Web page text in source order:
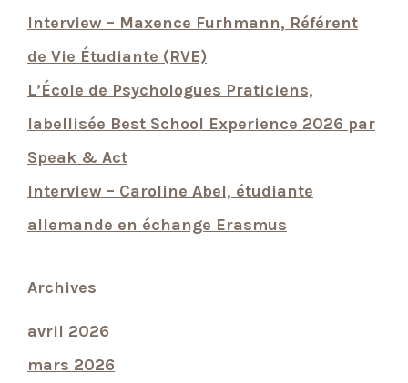
Interview – Maxence Furhmann, Référent
de Vie Étudiante (RVE)
L’École de Psychologues Praticiens,
labellisée Best School Experience 2026 par
Speak & Act
Interview – Caroline Abel, étudiante
allemande en échange Erasmus
Archives
avril 2026
mars 2026